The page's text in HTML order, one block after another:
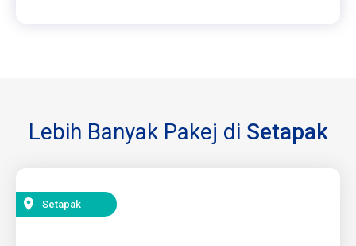
Lebih Banyak Pakej di Setapak
Setapak